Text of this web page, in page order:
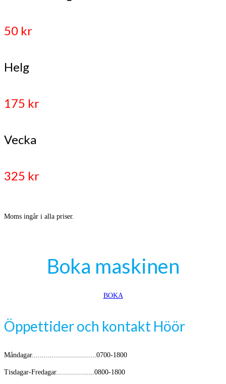
50 kr
Helg
175 kr
Vecka
325 kr
Moms ingår i alla priser.
Boka maskinen
BOKA
Öppettider och kontakt Höör
Måndagar................................0700-1800
Tisdagar-Fredagar...................0800-1800